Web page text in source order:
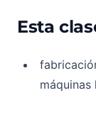
Esta
máquinas